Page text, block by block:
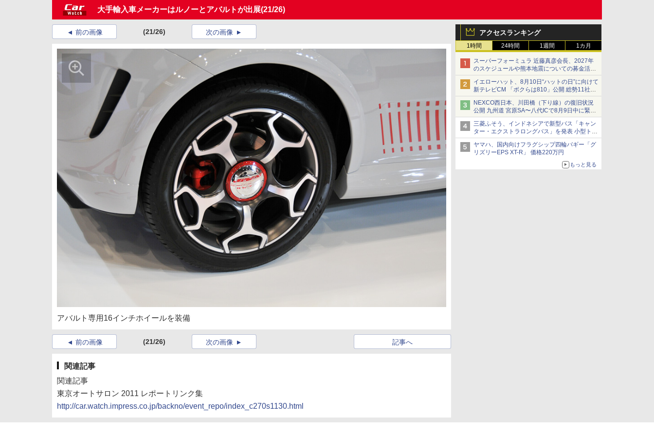
大手輸入車メーカーはルノーとアバルトが出展(21/26)
アクセスランキング
1時間 24時間 1週間 1カ月
スーパーフォーミュラ 近藤真彦会長、2027年
のスケジュールや熊本地震についての募金活動
を紹介
イエローハット、8月10日“ハットの日”に向けて
新テレビCM 「ボクらは810」公開 総勢11社
107名が参画
NEXCO西日本、川田橋（下り線）の復旧状況
公開 九州道 宮原SA〜八代ICで8月9日中に緊急
車両を通行可能に
三菱ふそう、インドネシアで新型バス「キャン
ター・エクストラロングバス」を発表 小型トラ
ックベースの観光・旅客輸送向けバス
ヤマハ、国内向けフラグシップ四輪バギー「グ
リズリーEPS XT-R」 価格220万円
もっと見る
前の画像 (21/26) 次の画像
アバルト専用16インチホイールを装備
前の画像 (21/26) 記事へ
次の画像
関連記事
関連記事
東京オートサロン 2011 レポートリンク集
http://car.watch.impress.co.jp/backno/event_repo/index_c270s1130.html